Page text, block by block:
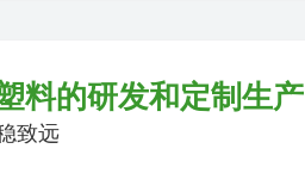
料的研发和定制生产
致远